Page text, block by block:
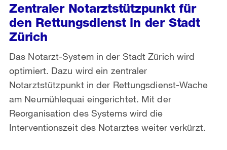
Zentraler Notarztstützpunkt für
den Rettungsdienst in der Stadt
Zürich
Das Notarzt-System in der Stadt Zürich wird
optimiert. Dazu wird ein zentraler
Notarztstützpunkt in der Rettungsdienst-Wache
am Neumühlequai eingerichtet. Mit der
Reorganisation des Systems wird die
Interventionszeit des Notarztes weiter verkürzt.